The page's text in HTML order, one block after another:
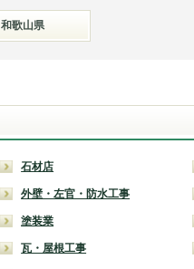
和歌山県
石材店
外壁・左官・防水工事
塗装業
瓦・屋根工事